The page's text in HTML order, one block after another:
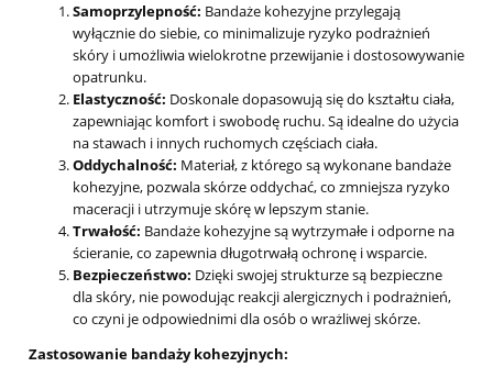
Samoprzylepność: Bandaże kohezyjne przylegają
wyłącznie do siebie, co minimalizuje ryzyko podrażnień
skóry i umożliwia wielokrotne przewijanie i dostosowywanie
opatrunku.
Elastyczność: Doskonale dopasowują się do kształtu ciała,
zapewniając komfort i swobodę ruchu. Są idealne do użycia
na stawach i innych ruchomych częściach ciała.
Oddychalność: Materiał, z którego są wykonane bandaże
kohezyjne, pozwala skórze oddychać, co zmniejsza ryzyko
maceracji i utrzymuje skórę w lepszym stanie.
Trwałość: Bandaże kohezyjne są wytrzymałe i odporne na
ścieranie, co zapewnia długotrwałą ochronę i wsparcie.
Bezpieczeństwo: Dzięki swojej strukturze są bezpieczne
dla skóry, nie powodując reakcji alergicznych i podrażnień,
co czyni je odpowiednimi dla osób o wrażliwej skórze.
Zastosowanie bandaży kohezyjnych: